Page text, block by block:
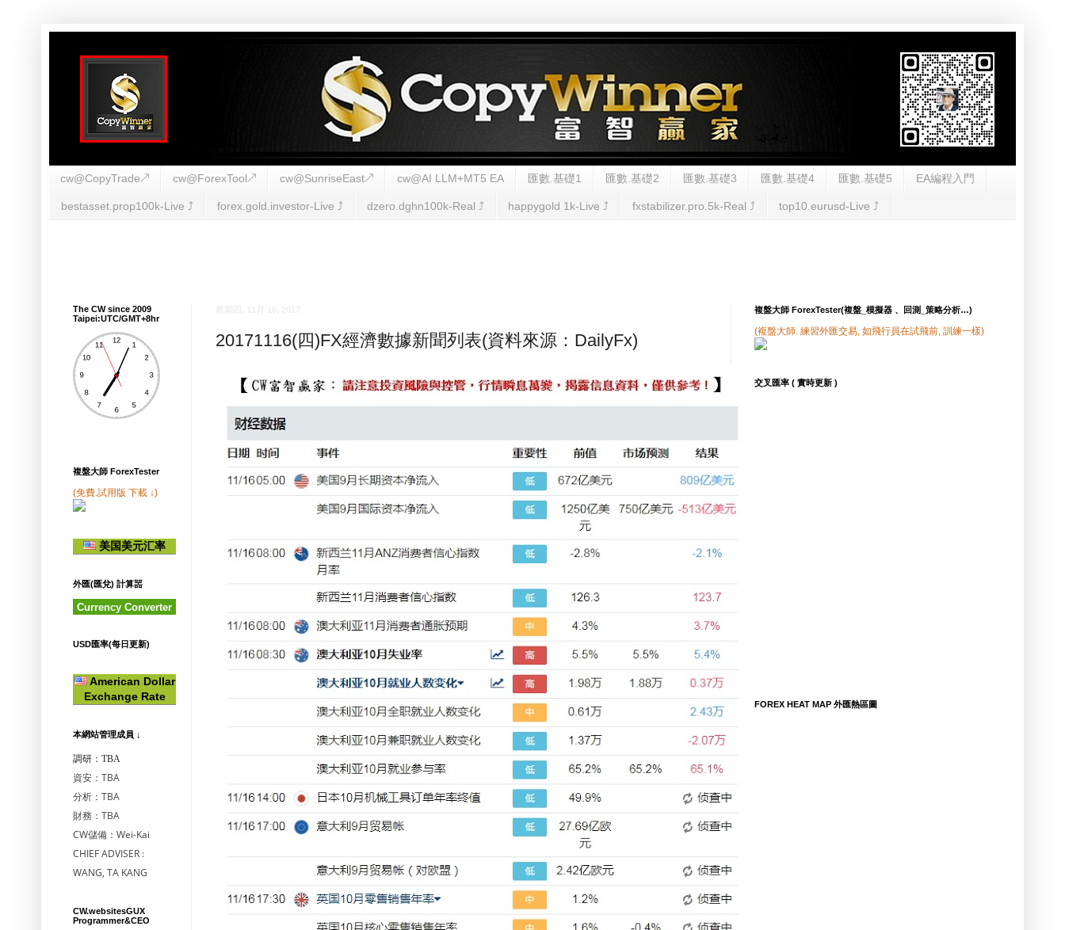
cw@CopyTrade↗ cw@ForexTool↗ cw@SunriseEast↗ cw@AI LLM+MT5 EA 匯數.基礎1 匯數.基礎2 匯數.基礎3 匯數.基礎4 匯數.基礎5 EA編程入門
bestasset.prop100k-Live ⤴︎ forex.gold.investor-Live ⤴︎ dzero.dghn100k-Real ⤴︎ happygold 1k-Live ⤴︎ fxstabilizer.pro.5k-Real ⤴︎ top10.eurusd-Live ⤴︎
20171116(四)FX經濟數據新聞列表(資料來源：DailyFx)
The CW since 2009
Taipei:UTC/GMT+8hr
複盤大師 ForexTester
(免費.試用版 下載 ↓)
美国美元汇率
外匯(匯兌) 計算噐
Currency Converter
USD匯率(每日更新)
American Dollar
Exchange Rate
本網站管理成員 ↓
調研：TBA
資安：TBA
分析：TBA
財務：TBA
CW儲備：Wei-Kai
CHIEF ADVISER :
WANG, TA KANG
CW.websitesGUX
Programmer&CEO
複盤大師 ForexTester(複盤_模擬器 、回測_策略分析…)
(複盤大師. 練習外匯交易, 如飛行員在試飛前, 訓練一樣)
交叉匯率 ( 實時更新 )
FOREX HEAT MAP 外匯熱區圖